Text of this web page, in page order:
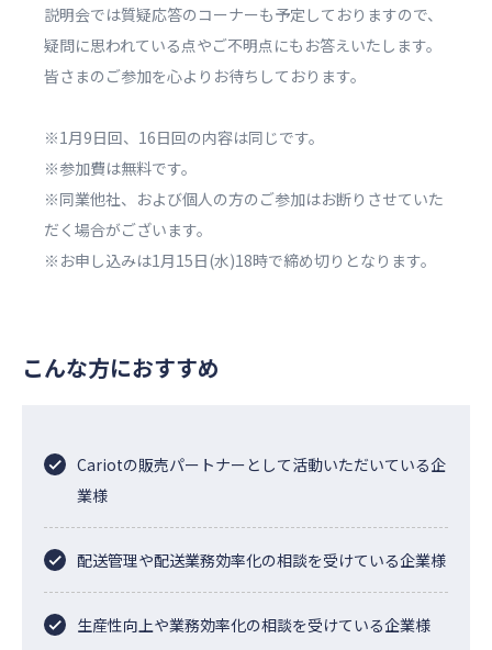
説明会では質疑応答のコーナーも予定しておりますので、
疑問に思われている点やご不明点にもお答えいたします。
皆さまのご参加を心よりお待ちしております。
※1月9日回、16日回の内容は同じです。
※参加費は無料です。
※同業他社、および個人の方のご参加はお断りさせていた
だく場合がございます。
※お申し込みは1月15日(水)18時で締め切りとなります。
こんな方におすすめ
Cariotの販売パートナーとして活動いただいている企
業様
配送管理や配送業務効率化の相談を受けている企業様
生産性向上や業務効率化の相談を受けている企業様